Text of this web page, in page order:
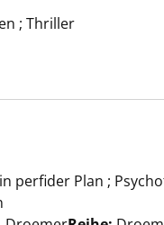
; Thriller
anzeigen
perfider Plan ;